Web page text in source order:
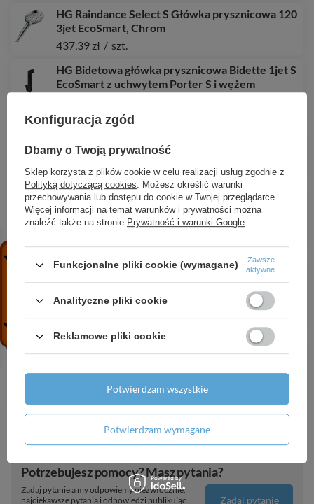
HG Raindance Select S Główka prysznicowa 120
3jet EcoSmart, Chrom
437,39 zł / szt.
HG Bidetowa główka prysznicowa Bidette 1jet S
EcoSmart z uchwytem Porter S i wężem
prysznicowym 125 cm, Czarny Matowy
656,94 zł / szt.
Matowy
688,80 zł / szt.
HG Xuniva Evo S Umywalka nablatowa 400/400
bez otworu na baterię, bez przelewu, Szary
Łupek Matowy
HG Tecturis E Jednouchwytowa bateria
umywalkowa 210 Fine CoolStart z obrotową
wylewką i kompletem odpływowym Push-Open,
Biały Matowy
AX Citterio C Jednouchwytowa bateria
Czarny Chrom Szczotkowany
12 308,86 zł / szt.
Potrzebujesz pomocy? Masz pytania?
Zadaj pytanie a my odpowiemy niezwłocznie,
najciekawsze pytania i odpowiedzi publikując
Zadaj pytanie
Konfiguracja zgód
Dbamy o Twoją prywatność
Sklep korzysta z plików cookie w celu realizacji usług zgodnie z
Polityką dotyczącą cookies. Możesz określić warunki
przechowywania lub dostępu do cookie w Twojej przeglądarce.
Więcej informacji na temat warunków i prywatności można
znaleźć także na stronie Prywatność i warunki Google.
Funkcjonalne pliki cookie (wymagane)
Zawsze
aktywne
Analityczne pliki cookie
Reklamowe pliki cookie
Potwierdzam wymagane
Potwierdzam wszystkie